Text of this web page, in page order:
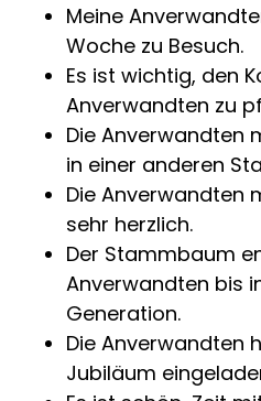
Meine
Woche zu Besuch.
Es ist wichtig, den
Anverwandten zu
Die Anverwandten
in einer anderen
Die Anverwandten
sehr herzlich.
Der Stammbaum
Anverwandten bis
Generation.
Die Anverwandten
Jubiläum